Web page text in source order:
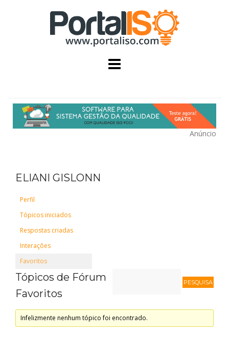
Anúncio
ELIANI GISLONN
Perfil
Tópicos iniciados
Respostas criadas
Interações
Favoritos
Tópicos de Fórum
Favoritos
Infelizmente nenhum tópico foi encontrado.